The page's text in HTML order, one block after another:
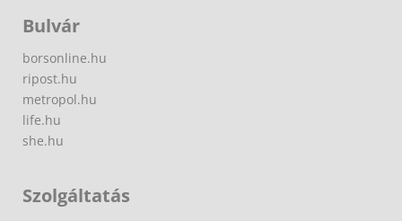
Bulvár
borsonline.hu
ripost.hu
metropol.hu
life.hu
she.hu
Szolgáltatás